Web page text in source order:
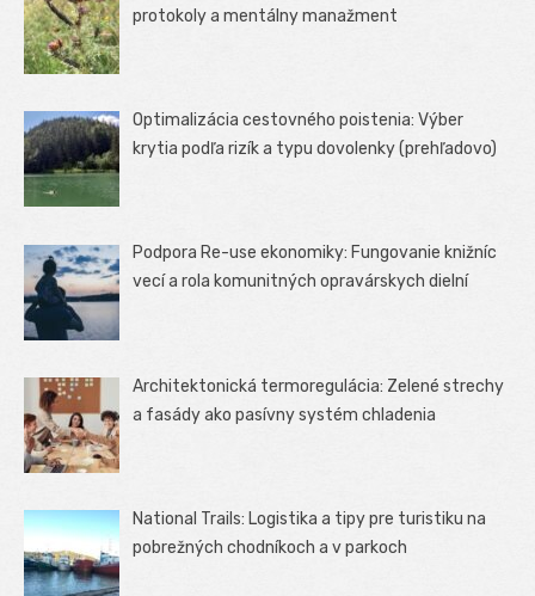
protokoly a mentálny manažment
Optimalizácia cestovného poistenia: Výber
krytia podľa rizík a typu dovolenky (prehľadovo)
Podpora Re-use ekonomiky: Fungovanie knižníc
vecí a rola komunitných opravárskych dielní
Architektonická termoregulácia: Zelené strechy
a fasády ako pasívny systém chladenia
National Trails: Logistika a tipy pre turistiku na
pobrežných chodníkoch a v parkoch